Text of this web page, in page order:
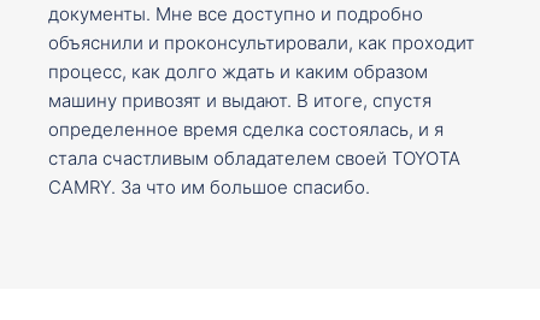
документы. Мне все доступно и подробно
объяснили и проконсультировали, как проходит
процесс, как долго ждать и каким образом
машину привозят и выдают. В итоге, спустя
определенное время сделка состоялась, и я
стала счастливым обладателем своей TOYOTA
CAMRY. За что им большое спасибо.